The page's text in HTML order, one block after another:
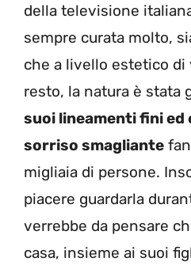
della televisione
sempre curata molto,
che a livello estetico di
resto, la natura è stata
suoi lineamenti fini ed
sorriso smagliante
migliaia di persone.
piacere guardarla
verrebbe da pensare
casa, insieme ai suoi